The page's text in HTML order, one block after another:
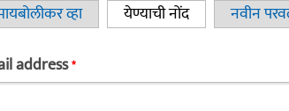
व्हा येण्याची नोंद(active tab)
नवीन
address*